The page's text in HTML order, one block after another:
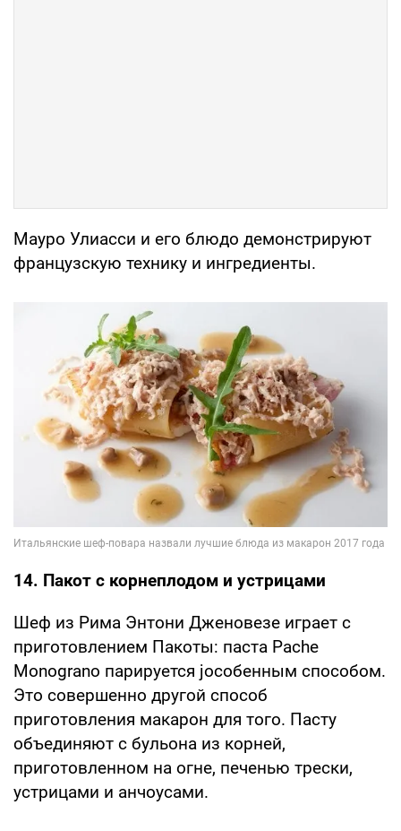
Мауро Улиасси и его блюдо демонстрируют
французскую технику и ингредиенты.
14. Пакот с корнеплодом и устрицами
Шеф из Рима Энтони Дженовезе играет с
приготовлением Пакоты: паста Pache
Monograno парируется jособенным способом.
Это совершенно другой способ
приготовления макарон для того. Пасту
объединяют с бульона из корней,
приготовленном на огне, печенью трески,
устрицами и анчоусами.